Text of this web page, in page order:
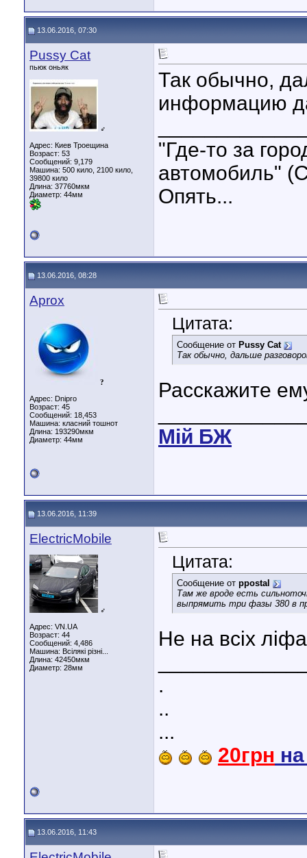
13.06.2016, 07:30
Pussy Cat
пьюк оньяк
♂
Адрес: Киев Троещина
Возраст: 53
Сообщений: 9,179
Машина: 500 кило, 2100 кило,
39800 кило
Длина: 37760мкм
Диаметр: 44мм
Так обычно,
информацию
"Где-то за
автомобиль"
Опять...
13.06.2016, 08:28
Aprox
?
Адрес: Dnipro
Возраст: 45
Сообщений: 18,453
Машина: класний тошнот
Длина: 193290мкм
Диаметр: 44мм
Цитата:
Сообщение от Pussy Cat
Так обычно, дальше
Расскажите
Мiй БЖ
13.06.2016, 11:39
ElectricMobile
♂
Адрес: VN.UA
Возраст: 44
Сообщений: 4,486
Машина: Всілякі різні...
Длина: 42450мкм
Диаметр: 28мм
Цитата:
Сообщение от ppostal
Там же вроде есть
выпрямить три фазы 380 в
Не на всіх
.
..
...
20грн
13.06.2016, 11:43